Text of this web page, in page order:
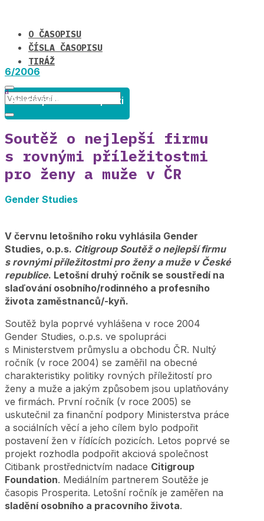
O ČASOPISU
ČÍSLA ČASOPISU
TIRÁŽ
6/2006
Rovné příležitosti v praxi
Soutěž o nejlepší firmu
s rovnými příležitostmi
pro ženy a muže v ČR
Gender Studies
V červnu letošního roku vyhlásila Gender
Studies, o.p.s. Citigroup Soutěž o nejlepší firmu
s rovnými příležitostmi pro ženy a muže v České
republice. Letošní druhý ročník se soustředí na
slaďování osobního/rodinného a profesního
života zaměstnanců/-kyň.
Soutěž byla poprvé vyhlášena v roce 2004
Gender Studies, o.p.s. ve spolupráci
s Ministerstvem průmyslu a obchodu ČR. Nultý
ročník (v roce 2004) se zaměřil na obecné
charakteristiky politiky rovných příležitostí pro
ženy a muže a jakým způsobem jsou uplatňovány
ve firmách. První ročník (v roce 2005) se
uskutečnil za finanční podpory Ministerstva práce
a sociálních věcí a jeho cílem bylo podpořit
postavení žen v řídících pozicích. Letos poprvé se
projekt rozhodla podpořit akciová společnost
Citibank prostřednictvím nadace Citigroup
Foundation. Mediálním partnerem Soutěže je
časopis Prosperita. Letošní ročník je zaměřen na
sladění osobního a pracovního života.